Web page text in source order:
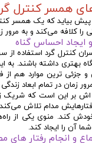
همسر کنترل گر
بیاید که یک همسر کنترل
کلافه می‌کند و به مرور
کنترل گرد استفاده از
بهتری داشته باشند.
ترین موارد هم از
زمان در تمام ابعاد
بر این است که شریک
مدام تلاش
کند. منوی یکی از
آن را ایجاد کند.